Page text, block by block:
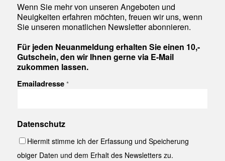
Wenn Sie mehr von unseren Angeboten und
Neuigkeiten erfahren möchten, freuen wir uns, wenn
Sie unseren monatlichen Newsletter abonnieren.
Für jeden Neuanmeldung erhalten Sie einen 10,-
Gutschein, den wir Ihnen gerne via E-Mail
zukommen lassen.
Emailadresse *
Datenschutz
Hiermit stimme ich der Erfassung und Speicherung
obiger Daten und dem Erhalt des Newsletters zu.